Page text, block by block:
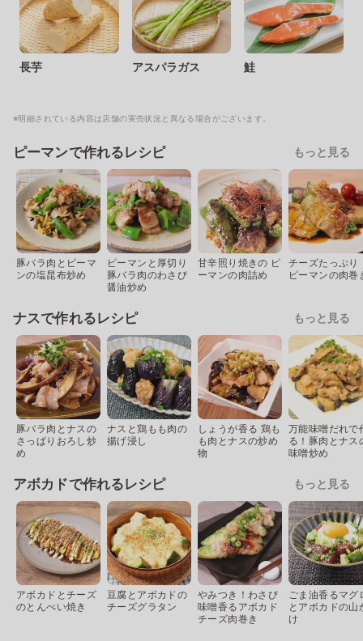
長芋 アスパラガス 鮭
※明細されている内容は店舗の実売状況と異なる場合がございます。
ピーマンで作れるレシピ もっと見る
豚バラ肉とピーマ
ンの塩昆布炒め
ピーマンと厚切り
豚バラ肉のわさび
醤油炒め
甘辛照り焼きの ピ
ーマンの肉詰め
チーズたっぷり
ピーマンの肉巻
ナスで作れるレシピ もっと見る
豚バラ肉とナスの
さっぱりおろし炒
め
ナスと鶏もも肉の
揚げ浸し
しょうが香る 鶏も
も肉とナスの炒め
物
万能味噌だれで
る！豚肉とナス
味噌炒め
アボカドで作れるレシピ もっと見る
アボカドとチーズ
のとんぺい焼き
豆腐とアボカドの
チーズグラタン
やみつき！わさび
味噌香るアボカド
チーズ肉巻き
ごま油香るマグ
とアボカドの山
け